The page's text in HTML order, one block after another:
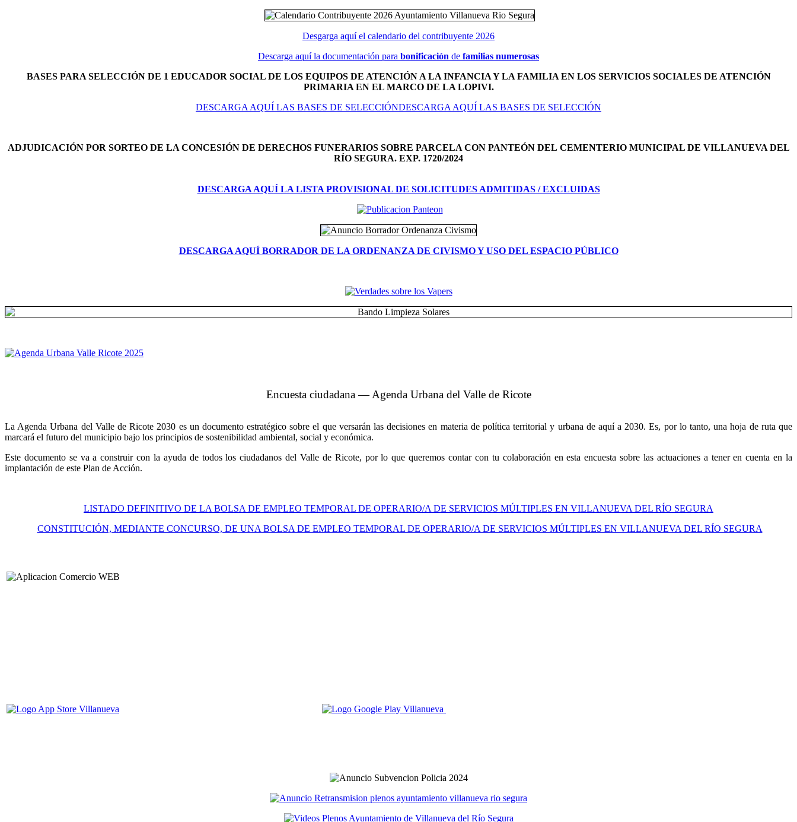
Desgarga aquí el calendario del contribuyente 2026
Descarga aquí la documentación para bonificación de familias numerosas
BASES PARA SELECCIÓN DE 1 EDUCADOR SOCIAL DE LOS EQUIPOS DE ATENCIÓN A LA INFANCIA Y LA FAMILIA EN LOS SERVICIOS SOCIALES DE ATENCIÓN
PRIMARIA EN EL MARCO DE LA LOPIVI.
DESCARGA AQUÍ LAS BASES DE SELECCIÓNDESCARGA AQUÍ LAS BASES DE SELECCIÓN
ADJUDICACIÓN POR SORTEO DE LA CONCESIÓN DE DERECHOS FUNERARIOS SOBRE PARCELA CON PANTEÓN DEL CEMENTERIO MUNICIPAL DE VILLANUEVA DEL
RÍO SEGURA. EXP. 1720/2024
DESCARGA AQUÍ LA LISTA PROVISIONAL DE SOLICITUDES ADMITIDAS / EXCLUIDAS
DESCARGA AQUÍ BORRADOR DE LA ORDENANZA DE CIVISMO Y USO DEL ESPACIO PÚBLICO
Encuesta ciudadana — Agenda Urbana del Valle de Ricote
La Agenda Urbana del Valle de Ricote 2030 es un documento estratégico sobre el que versarán las decisiones en materia de política territorial y urbana de aquí a 2030. Es, por lo tanto, una hoja de ruta que
marcará el futuro del municipio bajo los principios de sostenibilidad ambiental, social y económica.
Este documento se va a construir con la ayuda de todos los ciudadanos del Valle de Ricote, por lo que queremos contar con tu colaboración en esta encuesta sobre las actuaciones a tener en cuenta en la
implantación de este Plan de Acción.
LISTADO DEFINITIVO DE LA BOLSA DE EMPLEO TEMPORAL DE OPERARIO/A DE SERVICIOS MÚLTIPLES EN VILLANUEVA DEL RÍO SEGURA
CONSTITUCIÓN, MEDIANTE CONCURSO, DE UNA BOLSA DE EMPLEO TEMPORAL DE OPERARIO/A DE SERVICIOS MÚLTIPLES EN VILLANUEVA DEL RÍO SEGURA